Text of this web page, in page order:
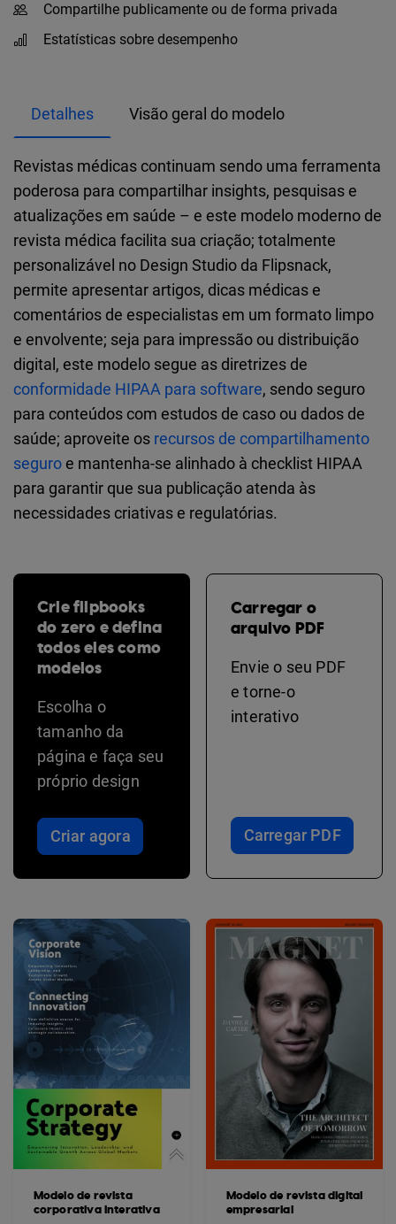
Compartilhe publicamente ou de forma privada
Estatísticas sobre desempenho
Detalhes Visão geral do modelo
Revistas médicas continuam sendo uma ferramenta
poderosa para compartilhar insights, pesquisas e
atualizações em saúde – e este modelo moderno de
revista médica facilita sua criação; totalmente
personalizável no Design Studio da Flipsnack,
permite apresentar artigos, dicas médicas e
comentários de especialistas em um formato limpo
e envolvente; seja para impressão ou distribuição
digital, este modelo segue as diretrizes de
conformidade HIPAA para software, sendo seguro
para conteúdos com estudos de caso ou dados de
saúde; aproveite os recursos de compartilhamento
seguro e mantenha-se alinhado à checklist HIPAA
para garantir que sua publicação atenda às
necessidades criativas e regulatórias.
Crie flipbooks
do zero e defina
todos eles como
modelos
Escolha o
tamanho da
página e faça seu
próprio design
Criar agora
Carregar o
arquivo PDF
Envie o seu PDF
e torne-o
interativo
Carregar PDF
Modelo de revista
corporativa interativa
Modelo de revista digital
empresarial